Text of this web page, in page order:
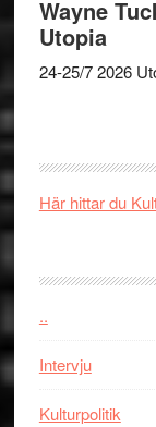
Wayne
Utopia
24-25/7 2026
Här hittar du
..
Intervju
Kulturpolitik